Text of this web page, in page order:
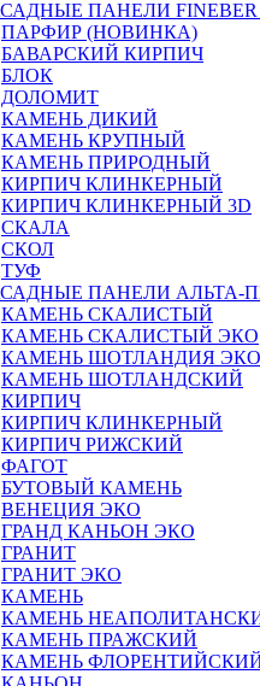
ПАРФИР (НОВИНКА)
БАВАРСКИЙ КИРПИЧ
БЛОК
ДОЛОМИТ
КАМЕНЬ ДИКИЙ
КАМЕНЬ КРУПНЫЙ
КАМЕНЬ ПРИРОДНЫЙ
КИРПИЧ КЛИНКЕРНЫЙ
КИРПИЧ КЛИНКЕРНЫЙ 3D
СКАЛА
СКОЛ
ТУФ
КАМЕНЬ СКАЛИСТЫЙ
КАМЕНЬ СКАЛИСТЫЙ ЭКО
КАМЕНЬ ШОТЛАНДИЯ ЭКО
КАМЕНЬ ШОТЛАНДСКИЙ
КИРПИЧ
КИРПИЧ КЛИНКЕРНЫЙ
КИРПИЧ РИЖСКИЙ
ФАГОТ
БУТОВЫЙ КАМЕНЬ
ВЕНЕЦИЯ ЭКО
ГРАНД КАНЬОН ЭКО
ГРАНИТ
ГРАНИТ ЭКО
КАМЕНЬ
КАМЕНЬ
КАМЕНЬ ПРАЖСКИЙ
КАМЕНЬ